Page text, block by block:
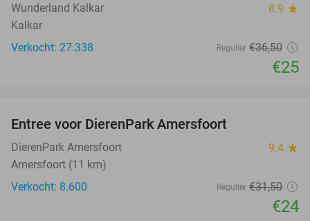
Wunderland Kalkar 8.9 star
Kalkar
Verkocht: 27.338
Regulier €36,50
€25
Entree voor DierenPark Amersfoort
DierenPark Amersfoort 9.4 star
Amersfoort (11 km)
Verkocht: 8.600
Regulier €31,50
€24